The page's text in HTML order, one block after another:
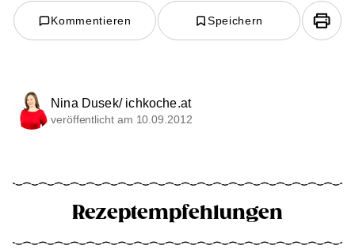
Kommentieren Speichern
Nina Dusek/ ichkoche.at
veröffentlicht am 10.09.2012
Rezeptempfehlungen